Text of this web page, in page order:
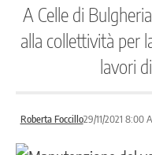
A Celle di
alla collettività per
lavori
Roberta Foccillo29/11/2021 8:00